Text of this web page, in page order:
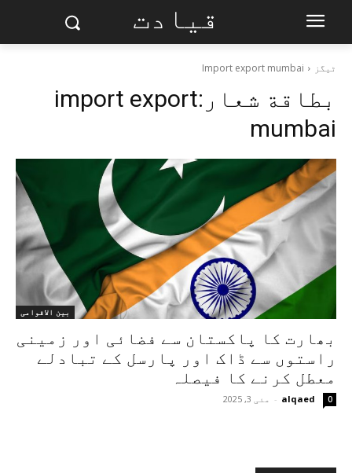
قیادت
ٹیگز Import export mumbai
بطاقة شعار:import export
mumbai
بین الاقوامی
بھارت کا پاکستان سے فضائی اور زمینی
راستوں سے ڈاک اور پارسل کے تبادلے
معطل کرنے کا فیصلہ
alqaed
- مئی 3, 2025 0